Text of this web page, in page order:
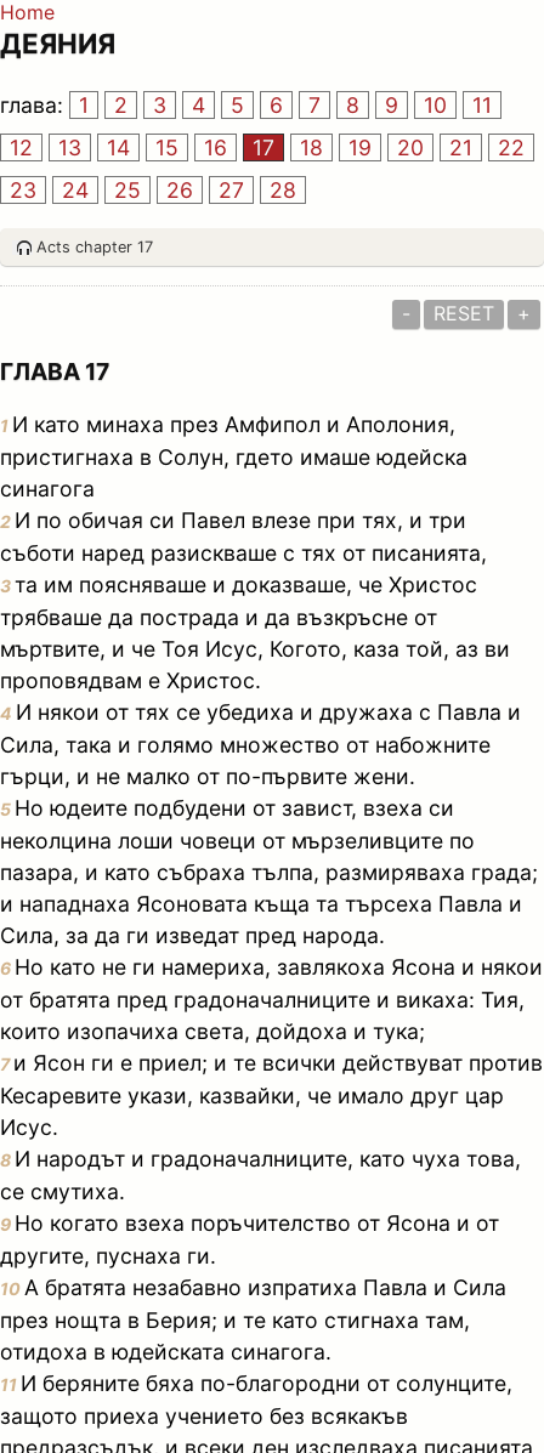
Home
ДЕЯНИЯ
глава: 1 2 3 4 5 6 7 8 9 10
11
12
13 14 15 16 17 18 19 20 21
22
23
24 25 26 27 28
Acts chapter 17
- RESET +
ГЛАВА 17
1 И като минаха през Амфипол и Аполония,
пристигнаха в Солун, гдето имаше юдейска
синагога
2 И по обичая си Павел влезе при тях, и три
съботи наред разискваше с тях от писанията,
3та им поясняваше и доказваше, че Христос
трябваше да пострада и да възкръсне от
мъртвите, и че Тоя Исус, Когото, каза той, аз ви
проповядвам е Христос.
4 И някои от тях се убедиха и дружаха с Павла и
Сила, така и голямо множество от набожните
гърци, и не малко от по-първите жени.
5 Но юдеите подбудени от завист, взеха си
неколцина лоши човеци от мързеливците по
пазара, и като събраха тълпа, размиряваха града;
и нападнаха Ясоновата къща та търсеха Павла и
Сила, за да ги изведат пред народа.
6 Но като не ги намериха, завлякоха Ясона и някои
от братята пред градоначалниците и викаха: Тия,
които изопачиха света, дойдоха и тука;
7и Ясон ги е приел; и те всички действуват против
Кесаревите укази, казвайки, че имало друг цар
Исус.
8 И народът и градоначалниците, като чуха това,
се смутиха.
9 Но когато взеха поръчителство от Ясона и от
другите, пуснаха ги.
10 А братята незабавно изпратиха Павла и Сила
през нощта в Берия; и те като стигнаха там,
отидоха в юдейската синагога.
11 И беряните бяха по-благородни от солунците,
защото приеха учението без всякакъв
предразсъдък, и всеки ден изследваха писанията